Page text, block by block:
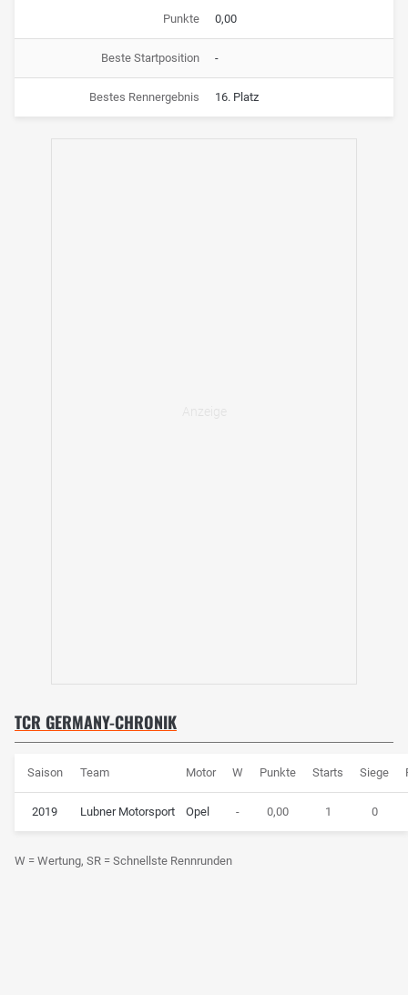
Punkte 0,00
Beste Startposition -
Bestes Rennergebnis 16. Platz
TCR GERMANY-CHRONIK
Saison Team Motor W Punkte Starts Siege
2019 Lubner Motorsport Opel - 0,00 1 0
W = Wertung, SR = Schnellste Rennrunden